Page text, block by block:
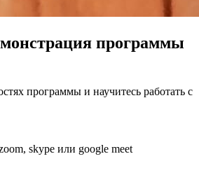
программы
программы и научитесь работать с
skype или google meet